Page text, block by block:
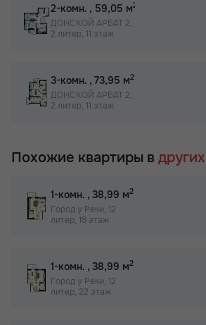
2-комн. , 59,05 м2
ДОНСКОЙ АРБАТ 2,
2 литер, 11 этаж
3-комн. , 73,95 м2
ДОНСКОЙ АРБАТ 2,
2 литер, 11 этаж
Похожие квартиры в других
1-комн. , 38,99 м2
Город у Реки, 12
литер, 19 этаж
1-комн. , 38,99 м2
Город у Реки, 12
литер, 22 этаж